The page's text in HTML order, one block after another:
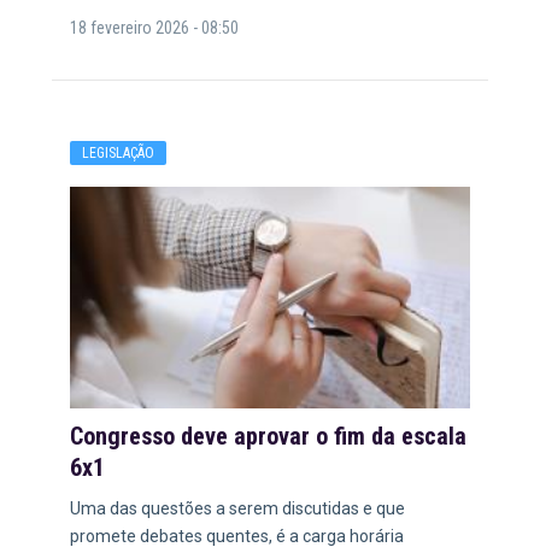
18 fevereiro 2026 - 08:50
LEGISLAÇÃO
Congresso deve aprovar o fim da escala
6x1
Uma das questões a serem discutidas e que
promete debates quentes, é a carga horária